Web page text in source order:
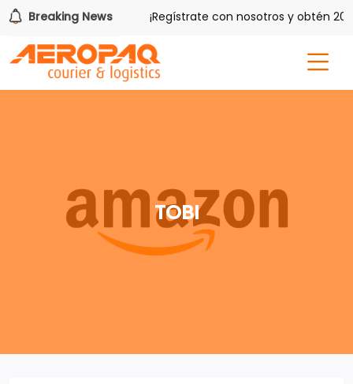
Breaking News
Aeropaq Prime ¡Regístrate con nosotros y obtén 20
TOBI